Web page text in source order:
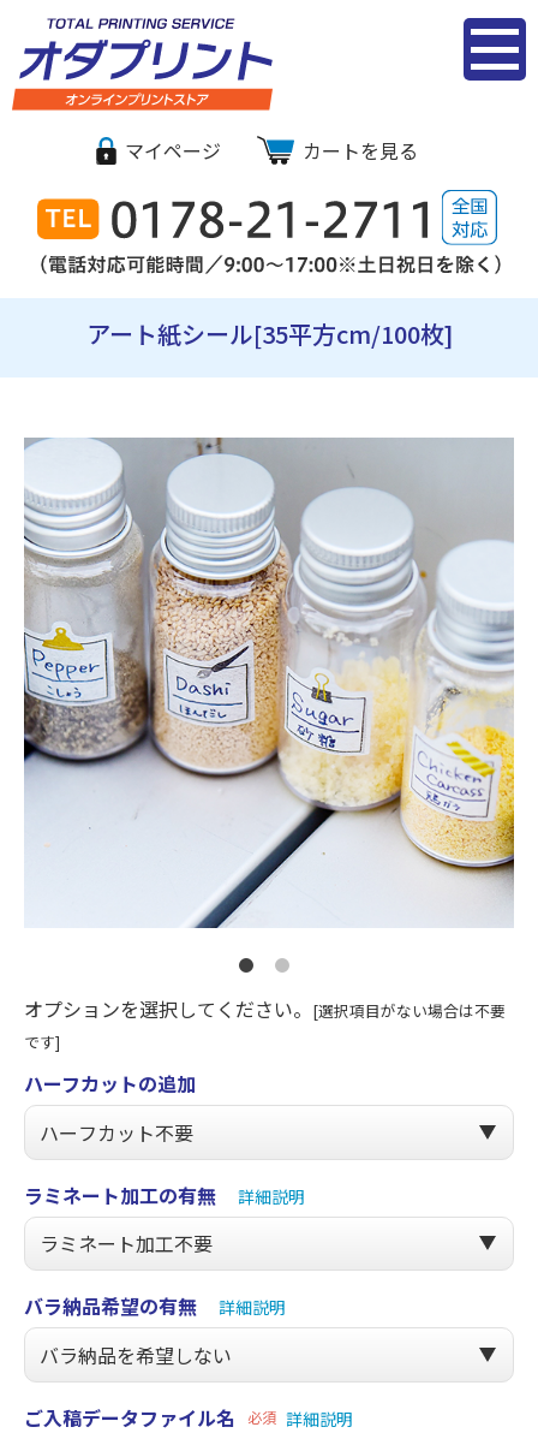
シール・ステ
ッカー印刷｜
オダプリント
オンライン
マイページ カートを見る
アート紙シール[35平方cm/100枚]
オプションを選択してください。 [選択項目がない場合は不要
です]
ハーフカットの追加
ラミネート加工の有無 詳細説明
バラ納品希望の有無 詳細説明
ご入稿データファイル名 必須 詳細説明